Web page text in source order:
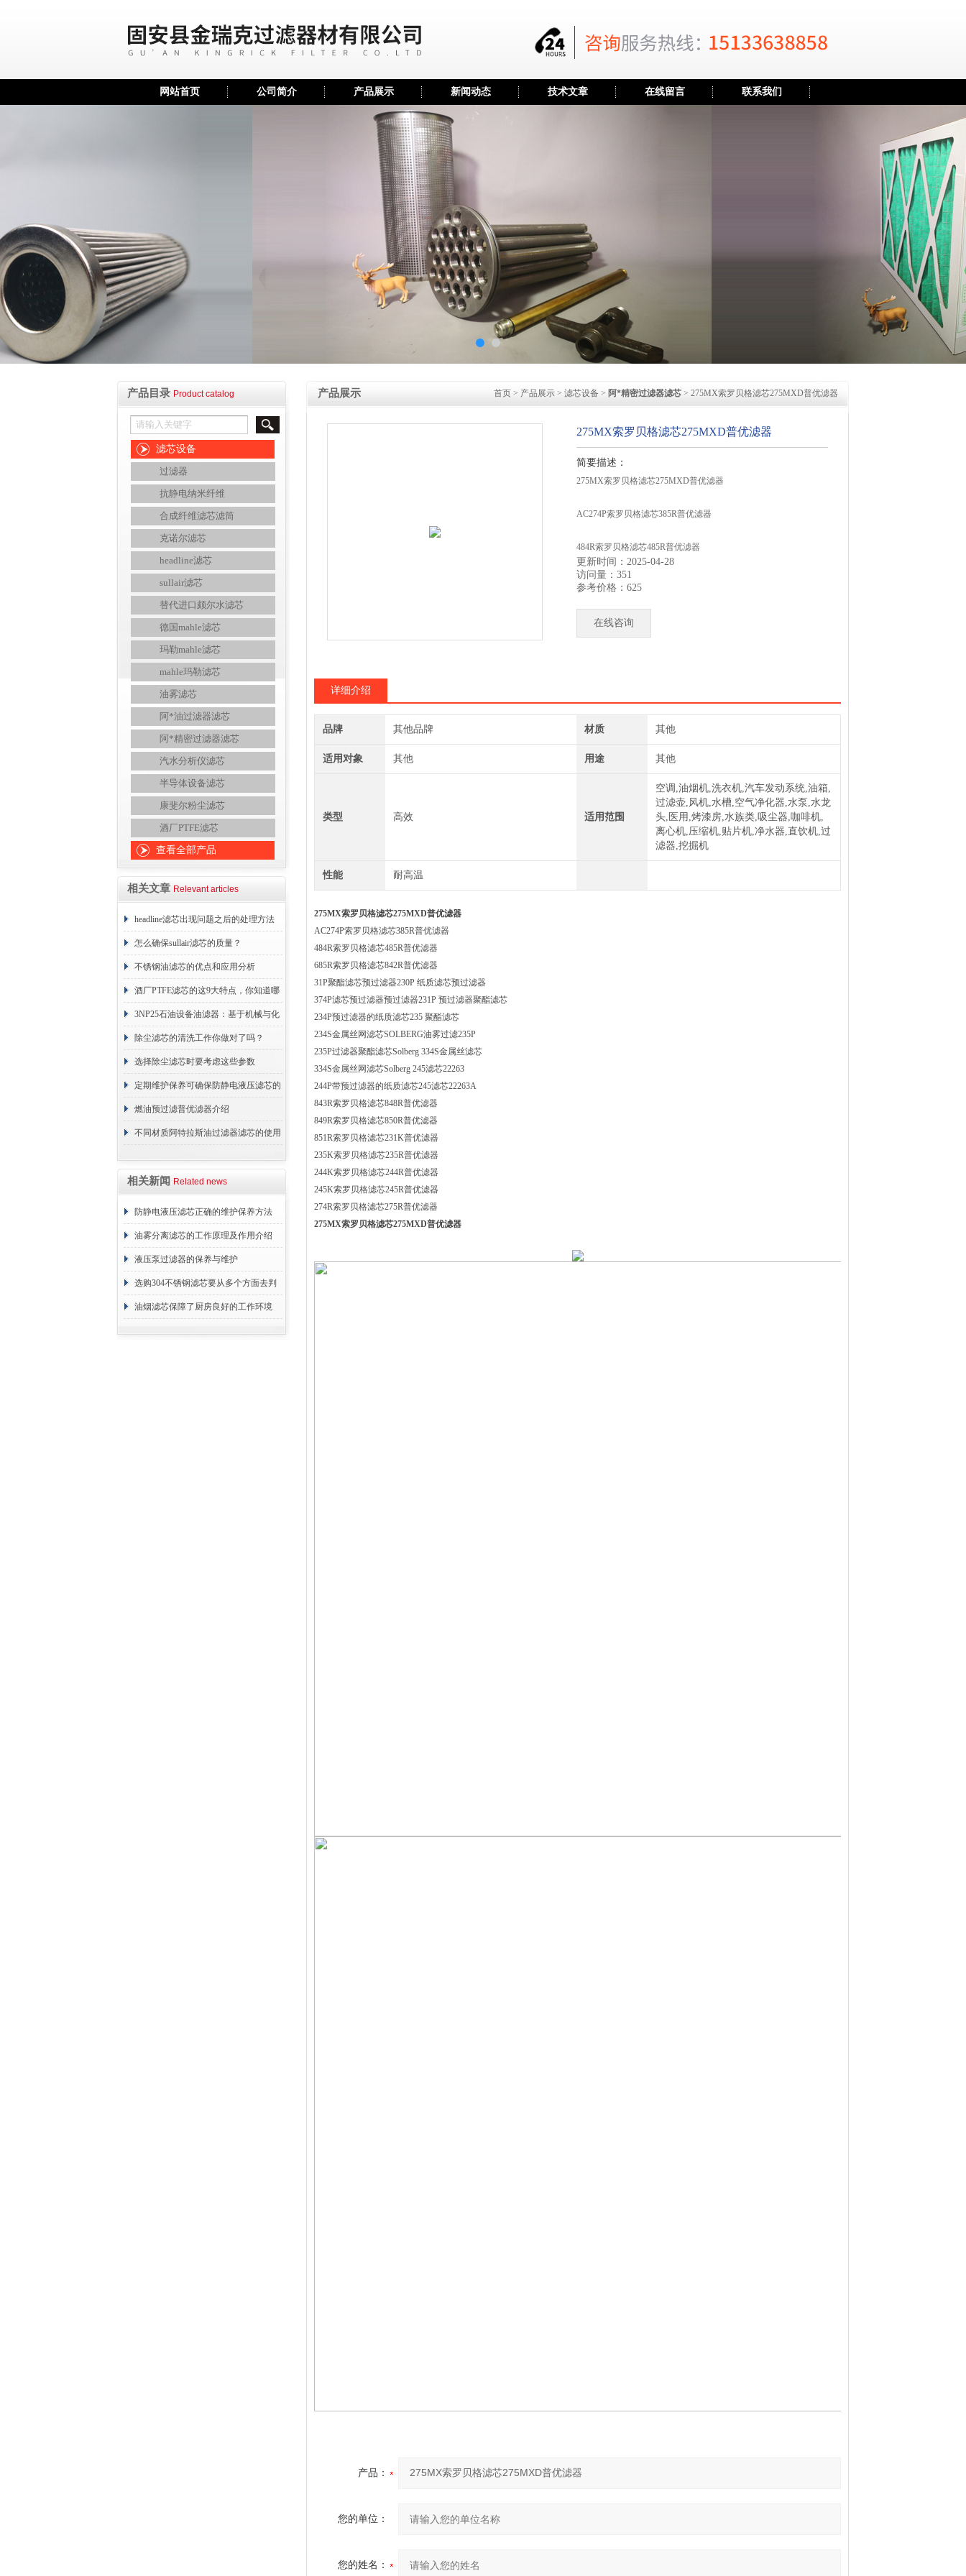
网站首页 公司简介 产品展示 新闻动态 技术文章 在线留言 联系我们
产品目录 Product catalog
滤芯设备
过滤器
抗静电纳米纤维
合成纤维滤芯滤筒
克诺尔滤芯
headline滤芯
sullair滤芯
替代进口颇尔水滤芯
德国mahle滤芯
玛勒mahle滤芯
mahle玛勒滤芯
油雾滤芯
阿*油过滤器滤芯
阿*精密过滤器滤芯
汽水分析仪滤芯
半导体设备滤芯
康斐尔粉尘滤芯
酒厂PTFE滤芯
查看全部产品
相关文章 Relevant articles
headline滤芯出现问题之后的处理方法
分享
怎么确保sullair滤芯的质量？
不锈钢油滤芯的优点和应用分析
酒厂PTFE滤芯的这9大特点，你知道哪
些？
3NP25石油设备油滤器：基于机械与化
学协同的油液净化核心
除尘滤芯的清洗工作你做对了吗？
选择除尘滤芯时要考虑这些参数
定期维护保养可确保防静电液压滤芯的
正常工作
燃油预过滤普优滤器介绍
不同材质阿特拉斯油过滤器滤芯的使用
相关新闻 Related news
防静电液压滤芯正确的维护保养方法
油雾分离滤芯的工作原理及作用介绍
液压泵过滤器的保养与维护
选购304不锈钢滤芯要从多个方面去判
断
油烟滤芯保障了厨房良好的工作环境
产品展示 首页 > 产品展示 > 滤芯设备 > 阿*精密过滤器滤芯 > 275MX索罗贝格滤芯275MXD普优滤器
275MX索罗贝格滤芯275MXD普优滤器
简要描述：
275MX索罗贝格滤芯275MXD普优滤器
AC274P索罗贝格滤芯385R普优滤器
484R索罗贝格滤芯485R普优滤器
685R索罗贝格滤芯842R普优滤器
更新时间：2025-04-28
访问量：351
参考价格：625
在线咨询
详细介绍
品牌 其他品牌 材质 其他
适用对象 其他 用途 其他
类型 高效 适用范围
空调,油烟机,洗衣机,汽车发动系统,油箱,
过滤壶,风机,水槽,空气净化器,水泵,水龙
头,医用,烤漆房,水族类,吸尘器,咖啡机,
离心机,压缩机,贴片机,净水器,直饮机,过
滤器,挖掘机
性能 耐高温
275MX索罗贝格滤芯275MXD普优滤器
AC274P索罗贝格滤芯385R普优滤器
484R索罗贝格滤芯485R普优滤器
685R索罗贝格滤芯842R普优滤器
31P聚酯滤芯预过滤器230P 纸质滤芯预过滤器
374P滤芯预过滤器预过滤器231P 预过滤器聚酯滤芯
234P预过滤器的纸质滤芯235 聚酯滤芯
234S金属丝网滤芯SOLBERG油雾过滤235P
235P过滤器聚酯滤芯Solberg 334S金属丝滤芯
334S金属丝网滤芯Solberg 245滤芯22263
244P带预过滤器的纸质滤芯245滤芯22263A
843R索罗贝格滤芯848R普优滤器
849R索罗贝格滤芯850R普优滤器
851R索罗贝格滤芯231K普优滤器
235K索罗贝格滤芯235R普优滤器
244K索罗贝格滤芯244R普优滤器
245K索罗贝格滤芯245R普优滤器
274R索罗贝格滤芯275R普优滤器
275MX索罗贝格滤芯275MXD普优滤器
产品：
您的单位：
您的姓名：